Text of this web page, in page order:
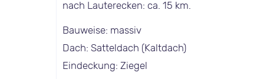
nach Lauterecken: ca. 15 km.
Bauweise: massiv
Dach: Satteldach (Kaltdach)
Eindeckung: Ziegel